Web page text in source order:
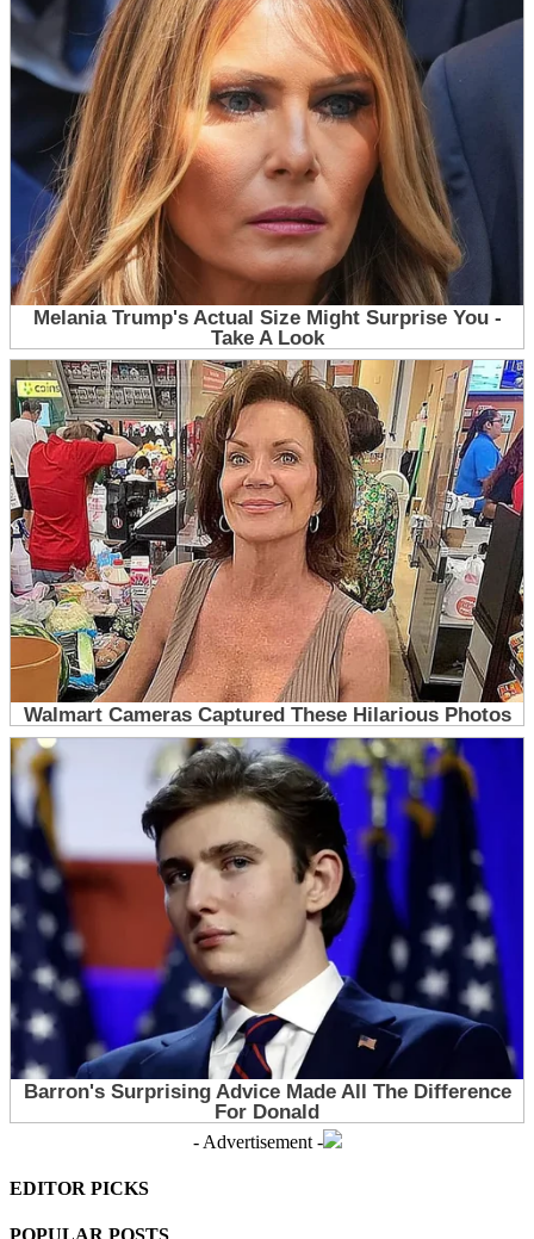
- Advertisement -
EDITOR PICKS